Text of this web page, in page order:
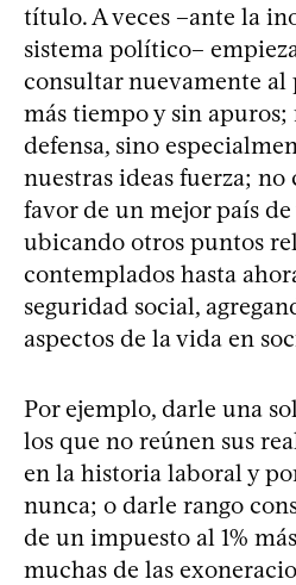
título. A veces –ante la
sistema político–
consultar nuevamente al
más tiempo y sin apuros;
defensa, sino
nuestras ideas fuerza;
favor de un mejor país de
ubicando otros puntos
contemplados hasta
seguridad social,
aspectos de la vida en
Por ejemplo, darle una
los que no reúnen sus
en la historia laboral y
nunca; o darle rango
de un impuesto al 1%
muchas de las